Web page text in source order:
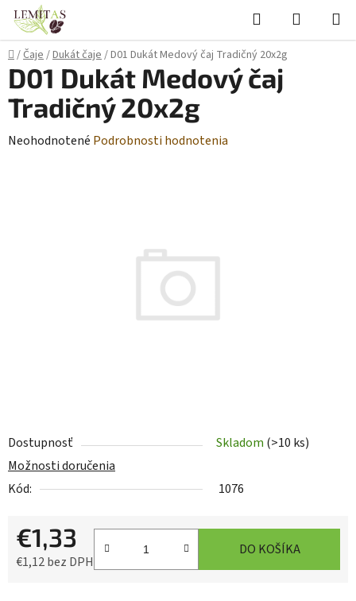
Prejsť
obsah
Hľadať
KOŠÍK
Domov
/Čaje/Dukát čaje/D01 Dukát Medový čaj Tradičný 20x2g
Dostupnosť Skladom (>10 ks)
Možnosti doručenia
Kód:
1076
€1,33
€1,12 bez DPH
DO KOŠÍKA
D01 Dukát Medový čaj
Tradičný 20x2g
Priemerné
Neohodnotené Podrobnosti hodnotenia